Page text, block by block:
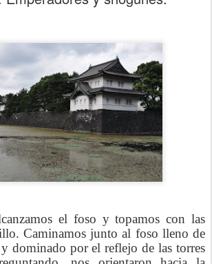
el foso y topamos con las
Caminamos junto al foso lleno de
y dominado por el reflejo de las torres